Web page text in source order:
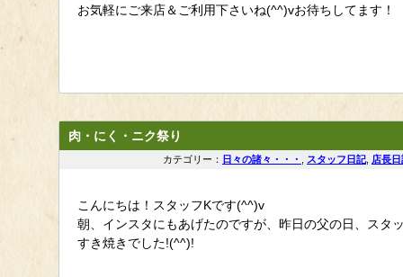
お気軽にご来店＆ご利用下さいね(^^)vお待ちしてます！
肉・にく・ニク祭り
カテゴリー： 日々の諸々・・・ スタッフ日記, 店長日
こんにちは！スタッフKです(^^)v
朝、インスタにもあげたのですが、昨日の父の日、スタ
すき焼きでした!(^^)!